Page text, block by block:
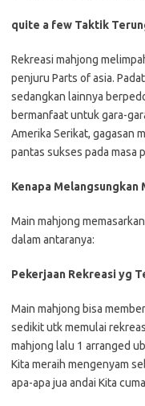
quite a few Taktik
Rekreasi mahjong
penjuru Parts of asia.
sedangkan lainnya
bermanfaat untuk gara-
Amerika Serikat, gagasan
pantas sukses pada masa
Kenapa Melangsungkan
Main mahjong
dalam antaranya:
Pekerjaan Rekreasi yg
Main mahjong bisa
sedikit utk memulai
mahjong lalu 1 arranged
Kita meraih mengenyam
apa-apa jua andai Kita